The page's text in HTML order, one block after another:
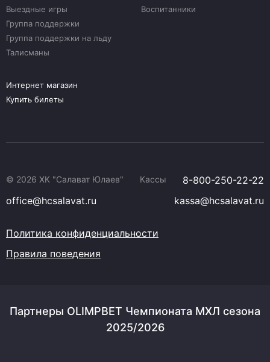
Выездные игры
Группа поддержки
Группа поддержки на льду
Талисманы
Воспитанники
Интернет магазин
Купить билеты
© 2026 ХК "Салават Юлаев" Кассы
8-800-250-22-22
office@hcsalavat.ru
kassa@hcsalavat.ru
Политика конфиденциальности
Правила поведения
Партнеры OLIMPBET Чемпионата МХЛ сезона
2025/2026